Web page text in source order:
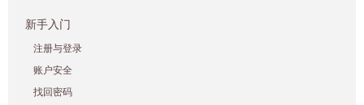
新手入门
注册与登录
账户安全
找回密码